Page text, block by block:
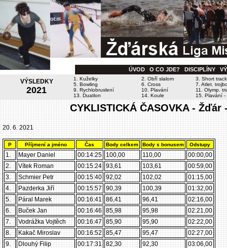
ÚVOD O CO JDE? DISCIPLÍNY
VÝSLEDKY
2021
1. Kuželky 2. Obří slalom
3. Short track
5. Bowling
6. Cross
7. Atlet.
9. Rychlobruslení
10. Plavání
11. Olymp.
13. Duatlon
14. Koule 15. Plavání -
CYKLISTICKÁ ČASOVKA -
20. 6. 2021
P Příjmení a jméno Čas Body celkem Body s bonusem Odstupy
1. Mayer Daniel 00:14:25 100,00 110,00
00:00,00
2.
Vítek Roman 00:15:24 93,61 103,61
00:59,00
3.
Schmier Petr 00:15:40 92,02 102,02
01:15,00
4.
Pazderka Jiří 00:15:57 90,39 100,39
01:32,00
5.
Páral Marek 00:16:41 86,41 96,41
02:16,00
6.
Buček Jan 00:16:46 85,98 95,98
02:21,00
7.
Vodrážka Vojtěch 00:16:47 85,90 95,90
02:22,00
8.
Kakač Miroslav 00:16:52 85,47 95,47
02:27,00
9.
Dlouhý Filip 00:17:31 82,30 92,30
03:06,00